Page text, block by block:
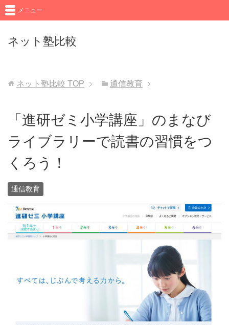
ネット塾比較
メニュー
ネット塾比較 TOP 通信教育
「進研ゼミ小学講座」のまなび
ライブラリーで読書の習慣をつ
くろう！
通信教育